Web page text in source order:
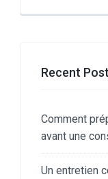
Recent
Comment
avant une
Un entretien